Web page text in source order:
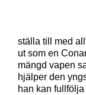
ställa till med
ut som en
mängd vapen
hjälper den
han kan